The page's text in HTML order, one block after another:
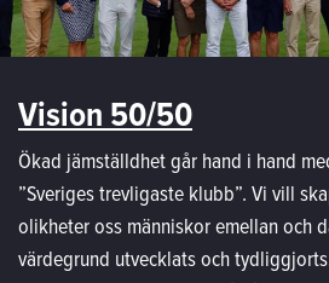
Vision 50/50
Ökad jämställdhet går hand i hand
”Sveriges trevligaste klubb”. Vi vill
olikheter oss människor emellan och
värdegrund utvecklats och